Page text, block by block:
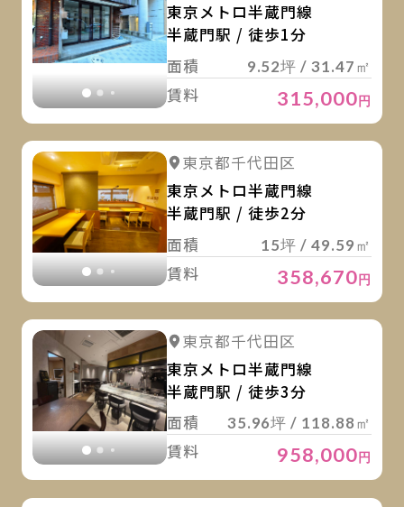
東京メトロ半蔵門線
半蔵門駅 / 徒歩1分
面積
9.52坪 / 31.47㎡
賃料 315,000円
詳細を見る
東京都千代田区
東京メトロ半蔵門線
半蔵門駅 / 徒歩2分
面積
15坪 / 49.59㎡
賃料 358,670円
詳細を見る
東京都千代田区
東京メトロ半蔵門線
半蔵門駅 / 徒歩3分
面積
35.96坪 / 118.88㎡
賃料 958,000円